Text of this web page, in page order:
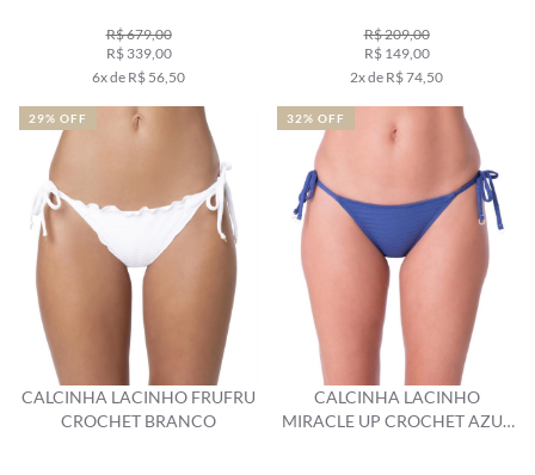
R$ 679,00
R$ 339,00
6x de R$ 56,50
R$ 209,00
R$ 149,00
2x de R$ 74,50
CALCINHA LACINHO FRUFRU
CROCHET BRANCO
29% OFF
CALCINHA LACINHO
MIRACLE UP CROCHET AZUL
32% OFF